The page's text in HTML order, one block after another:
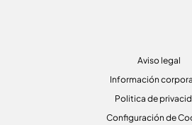
Aviso legal
Información
Politica de
Configuración de